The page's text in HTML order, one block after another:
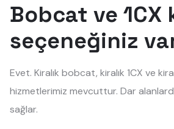
Bobcat ve 1CX
seçeneğiniz
Evet. Kiralık bobcat, kiralık 1CX ve
hizmetlerimiz mevcuttur. Dar
sağlar.